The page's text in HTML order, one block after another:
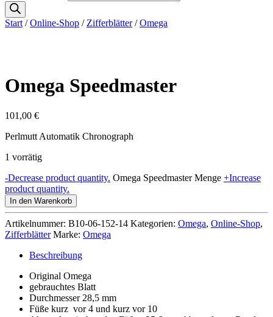
Start /Online-Shop / Zifferblätter/Omega
Omega Speedmaster
101,00 €
Perlmutt Automatik Chronograph
1 vorrätig
-Decrease product quantity. Omega Speedmaster Menge +Increase
product quantity.
In den Warenkorb
Artikelnummer: B10-06-152-14 Kategorien: Omega, Online-Shop,
Zifferblätter Marke: Omega
Beschreibung
Original Omega
gebrauchtes Blatt
Durchmesser 28,5 mm
Füße kurz vor 4 und kurz vor 10